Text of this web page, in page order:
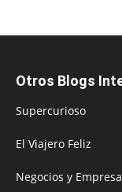
Otros Blogs
Supercurioso
El Viajero Feliz
Negocios y Empresa